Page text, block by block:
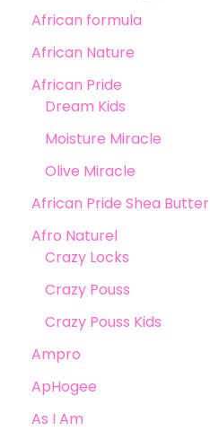
African formula
African Nature
African Pride
Dream Kids
Moisture Miracle
Olive Miracle
African Pride Shea Butter
Afro Naturel
Crazy Locks
Crazy Pouss
Crazy Pouss Kids
Ampro
ApHogee
As I Am